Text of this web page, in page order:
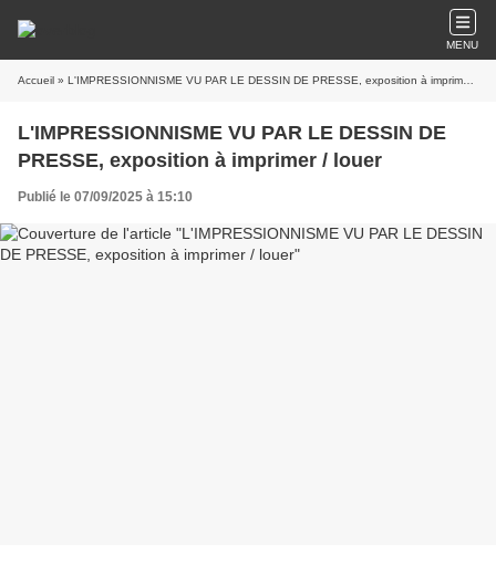
MENU
Accueil » L'IMPRESSIONNISME VU PAR LE DESSIN DE PRESSE, exposition à imprimer / louer
L'IMPRESSIONNISME VU PAR LE DESSIN DE
PRESSE, exposition à imprimer / louer
Publié le 07/09/2025 à 15:10